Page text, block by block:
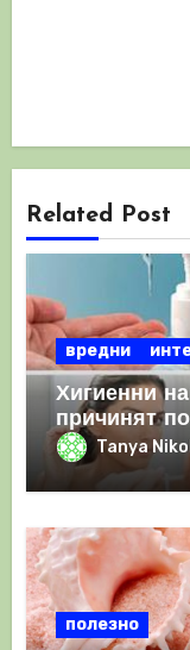
Related Post
вредни
Хигиенни
причинят
ползаTanya
полезно